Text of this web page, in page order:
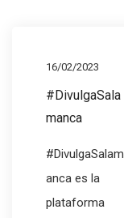
16/02/2023
#DivulgaSala
manca
#DivulgaSalam
anca es la
plataforma